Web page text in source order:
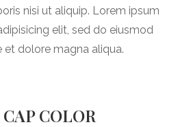
nisi ut aliquip. Lorem ipsum
elit, sed do eiusmod
dolore magna aliqua.
COLOR